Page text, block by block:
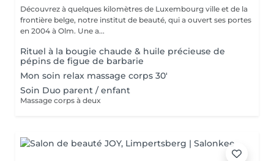
Découvrez à quelques kilomètres de Luxembourg ville et de la
frontière belge, notre institut de beauté, qui a ouvert ses portes
en 2004 à Olm. Une a...
Rituel à la bougie chaude & huile précieuse de
pépins de figue de barbarie
Mon soin relax massage corps 30'
Soin Duo parent / enfant
Massage corps à deux